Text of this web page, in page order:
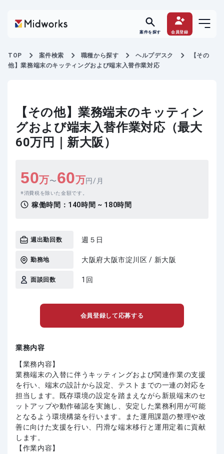
案件を探す 会員登録
TOP 案件検索 職種から探す ヘルプデスク
【その
他】業務端末のキッティングおよび端末入替作業対応
【その他】業務端末のキッティン
グおよび端末入替作業対応（最大
60万円｜新大阪）
50万〜60万円/月
消費税を除いた金額です。
稼働時間： 140時間 ~ 180時間
週出勤回数 週５日
勤務地 大阪府大阪市淀川区 / 新大阪
面談回数 1回
会員登録して応募する
業務内容
【業務内容】
業務端末の入替に伴うキッティングおよび関連作業の支援
を行い、端末の設計から設定、テストまでの一連の対応を
担当します。既存環境の設定を踏まえながら新規端末のセ
ットアップや動作確認を実施し、安定した業務利用が可能
となるよう環境構築を行います。また運用課題の整理や改
善に向けた支援を行い、円滑な端末移行と運用定着に貢献
します。
【作業内容】